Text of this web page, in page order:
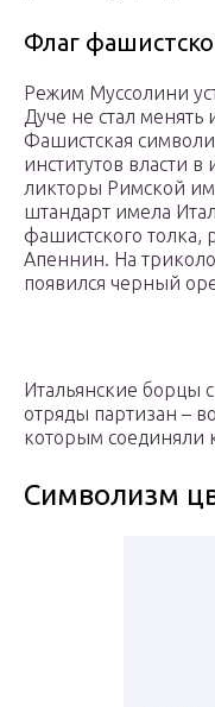
Флаг
Режим Муссолини
Дуче не стал менять
Фашистская
институтов власти
ликторы Римской
штандарт имела
фашистского толка,
Апеннин. На
появился черный
Итальянские борцы
отряды партизан –
которым соединяли
Символизм